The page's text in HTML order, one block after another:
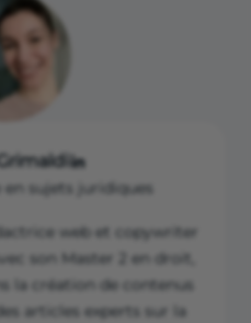
en sujets juridiques
web et copywriter
son Master 2 en droit,
la création de contenus
articles experts sur la